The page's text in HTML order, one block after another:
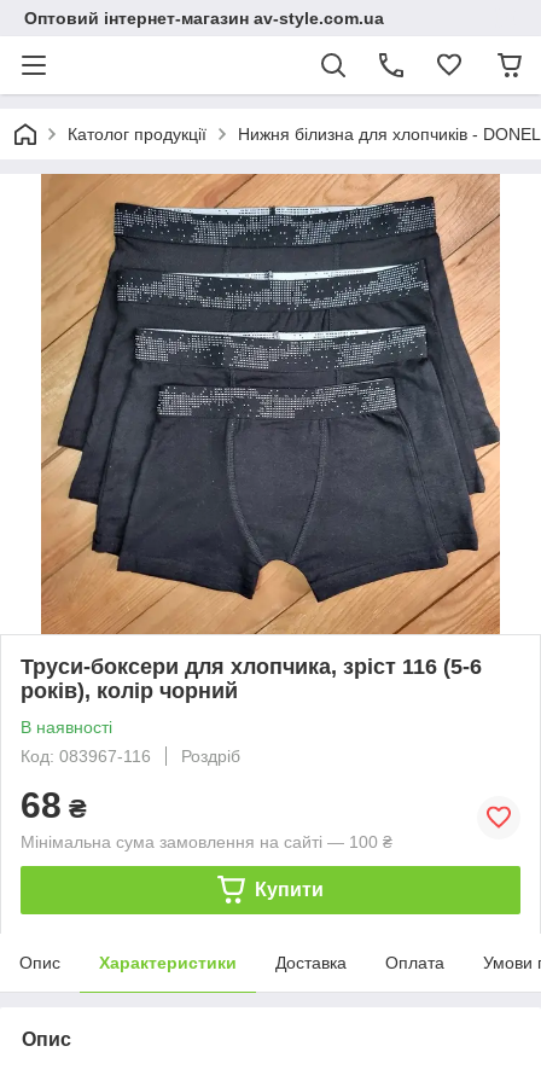
Оптовий інтернет-магазин av-style.com.ua
Католог продукції Нижня білизна для хлопчиків -
Труси-боксери для хлопчика, зріст 116 (5-6
років), колір чорний
В наявності
Код: 083967-116
Роздріб
68 ₴
Мінімальна сума замовлення на сайті — 100 ₴
Купити
Опис Характеристики Доставка Оплата Умови
Опис